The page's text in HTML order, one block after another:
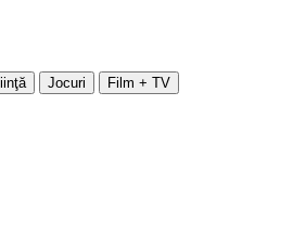
Jocuri Film + TV